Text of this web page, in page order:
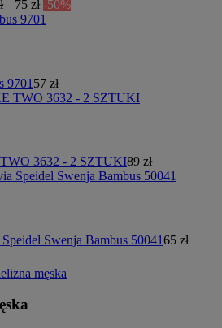
75 zł -50%
9701 57 zł
3632 - 2 SZTUKI89 zł
Swenja Bambus 5004165 zł
męska